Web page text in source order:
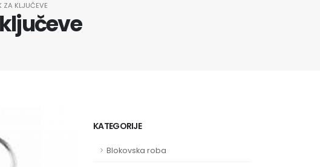
ZA KLJUČEVE
KATEGORIJE
Blokovska roba